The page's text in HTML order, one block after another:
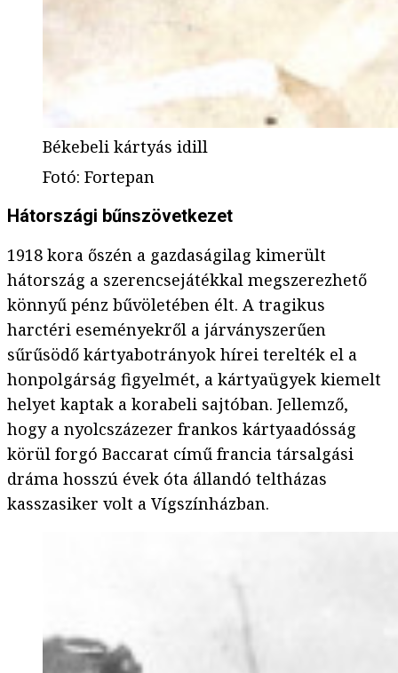
Békebeli kártyás idill
Fotó: Fortepan
Hátországi bűnszövetkezet
1918 kora őszén a gazdaságilag kimerült
hátország a szerencsejátékkal megszerezhető
könnyű pénz bűvöletében élt. A tragikus
harctéri eseményekről a járványszerűen
sűrűsödő kártyabotrányok hírei terelték el a
honpolgárság figyelmét, a kártyaügyek kiemelt
helyet kaptak a korabeli sajtóban. Jellemző,
hogy a nyolcszázezer frankos kártyaadósság
körül forgó Baccarat című francia társalgási
dráma hosszú évek óta állandó teltházas
kasszasiker volt a Vígszínházban.